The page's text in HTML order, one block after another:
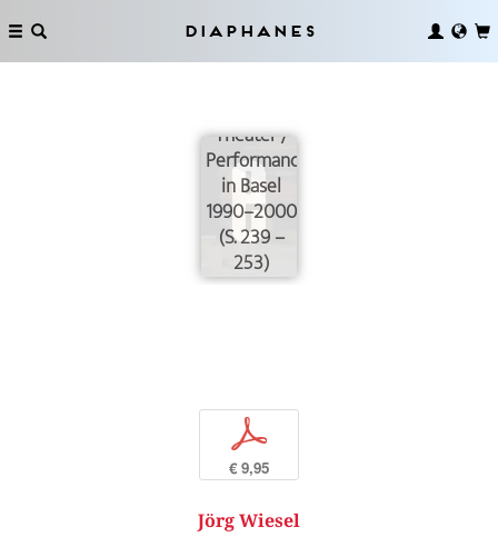
Diaphanes
Theater /
Performance
in Basel
1990–2000
(S. 239 –
253)
p
€ 9,95
Jörg Wiesel